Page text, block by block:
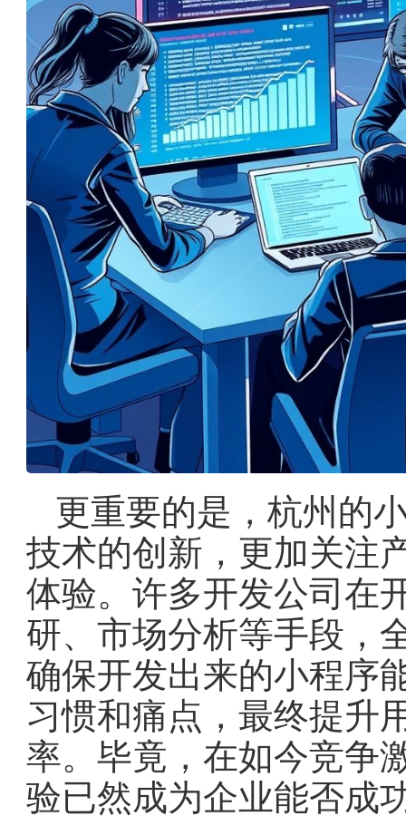
更重要的是，杭州的
技术的创新，更加关注
体验。许多开发公司在
研、市场分析等手段，
确保开发出来的小程序
习惯和痛点，最终提升
率。毕竟，在如今竞争
验已然成为企业能否成